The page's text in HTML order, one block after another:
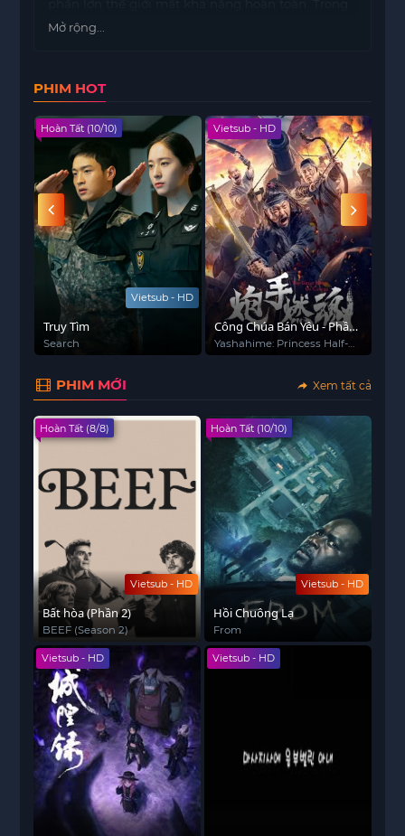
sáu tháng kể từ cuộc xâm lược đầu tiên, một số ít
trở lại. Mỗi ngày là một bài kiểm tra khả năng
để bảo vệ những người dân được họ chăm sóc
trong khi cũng tham gia vào một chiến dịch nổi
dậy chống lại lực lượng người ngoài hành tinh
đang chiếm đóng.
Mở rộng...
PHIM HOT
Vietsub - HD
Hoàn Tất (10/10)
Truy Tìm
Search
Vietsub - HD
Công Chúa Bán Yêu - Phần
2
Yashahime: Princess Half-
Demon: The Second Act
PHIM MỚI Xem tất cả
Vietsub - HD
Hoàn Tất (8/8)
Bất hòa (Phần 2)
BEEF (Season 2)
Vietsub - HD
Hoàn Tất (10/10)
Hồi Chuông Lạ
From
Vietsub - HD Vietsub - HD